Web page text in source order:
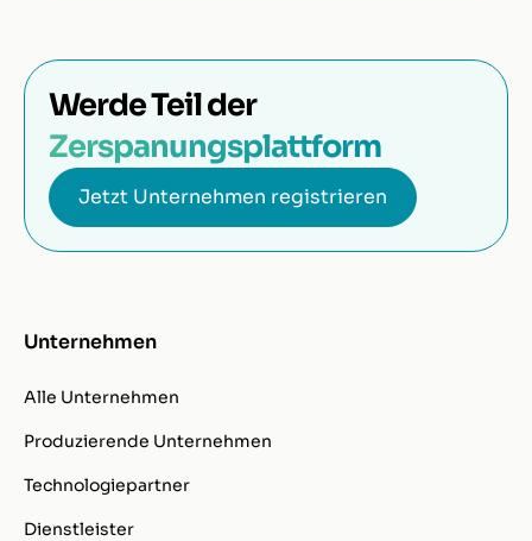
Werde Teil der
Zerspanungsplattform
Jetzt Unternehmen registrieren
Unternehmen
Alle Unternehmen
Produzierende Unternehmen
Technologiepartner
Dienstleister